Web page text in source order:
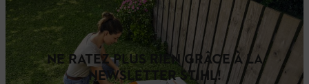
NE RATEZ PLUS RIEN GRÂCE À LA
NEWSLETTER STIHL!